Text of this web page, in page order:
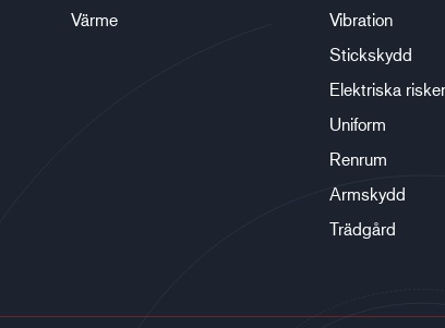
Värme
Vibration
Stickskydd
Elektriska risker
Uniform
Renrum
Armskydd
Trädgård